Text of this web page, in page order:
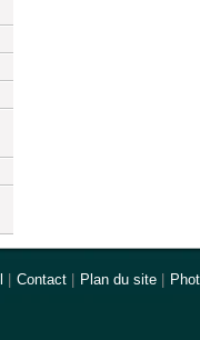
Contact Plan du site